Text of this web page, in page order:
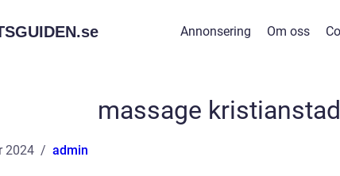
se Annonsering Om oss
massage kristianstad
2024 admin